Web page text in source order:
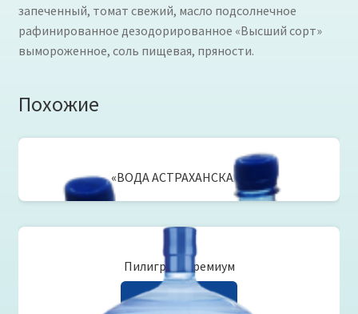
запеченный, томат свежий, масло подсолнечное
рафинированное дезодорированное «Высший сорт»
вымороженное, соль пищевая, пряности.
Похожие
«ВОДА АСТРАХАНСКАЯ»
Пилигрим Премиум
Читать далее